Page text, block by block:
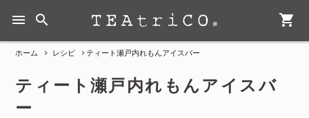
menu search shopping_cart
ホーム レシピ ティート瀬戸内れもんアイスバー
ティート瀬戸内れもんアイスバ
ー